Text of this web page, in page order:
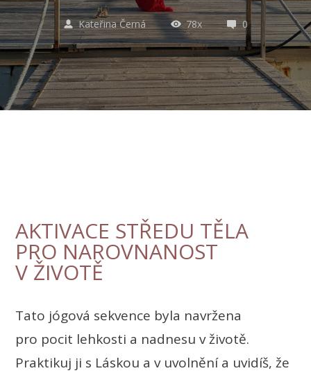
Kateřina Černá 78x 0
AKTIVACE STŘEDU TĚLA
PRO NAROVNANOST
V ŽIVOTĚ
Tato jógová sekvence byla navržena
pro pocit lehkosti a nadnesu v životě.
Praktikuj ji s Láskou a v uvolnění a uvidíš, že